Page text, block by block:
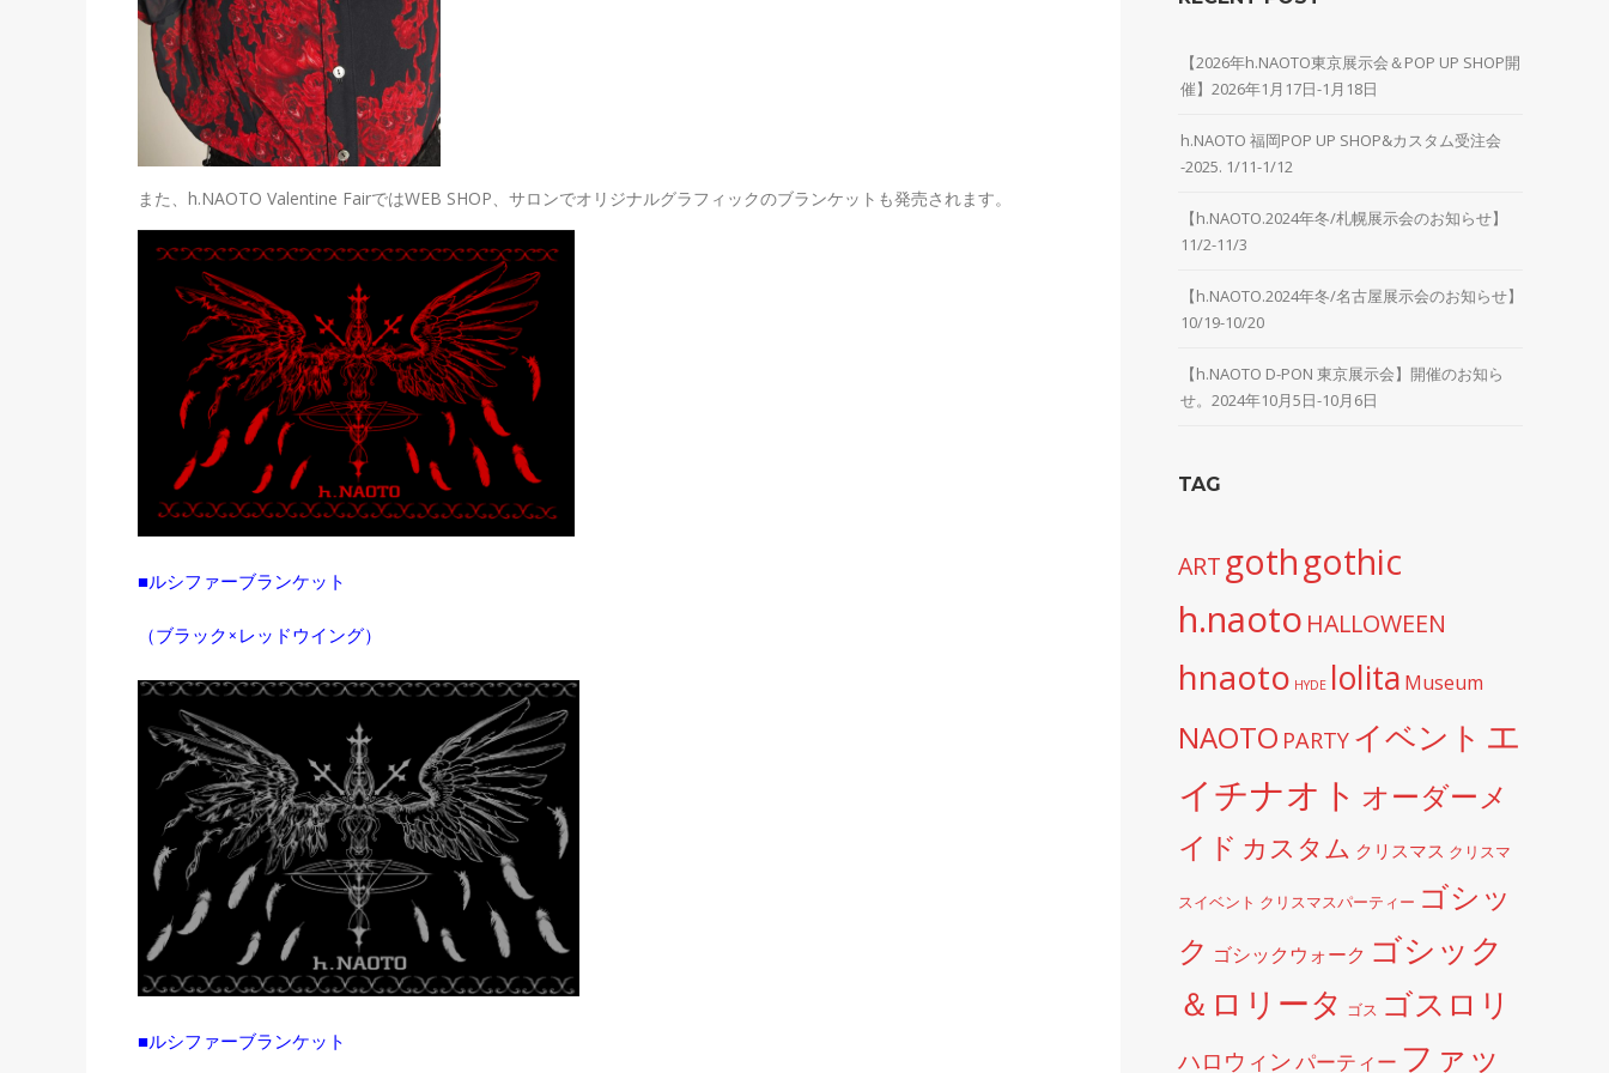
また、h.NAOTO Valentine FairではWEB SHOP、サロンでオリジナルグラフィックのブランケットも発売されます。
■ルシファーブランケット
（ブラック×レッドウイング）
■ルシファーブランケット
【2026年h.NAOTO東京展示会＆POP UP SHOP開
催】2026年1月17日-1月18日
h.NAOTO 福岡POP UP SHOP&カスタム受注会
-2025. 1/11-1/12
【h.NAOTO.2024年冬/札幌展示会のお知らせ】
11/2-11/3
【h.NAOTO.2024年冬/名古屋展示会のお知らせ】
10/19-10/20
【h.NAOTO D-PON 東京展示会】開催のお知ら
せ。2024年10月5日-10月6日
TAG
ART gothgothic
h.naoto HALLOWEEN
hnaoto HYDE lolita Museum
NAOTO PARTY イベント エ
イチナオト オーダーメ
イド カスタム クリスマス クリスマ
スイベント クリスマスパーティー ゴシッ
ク ゴシックウォーク ゴシック
＆ロリータ ゴス ゴスロリ
ハロウィンパーティー ファッ